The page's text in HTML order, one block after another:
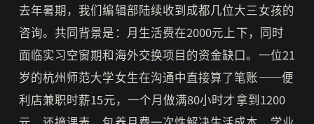
去年暑期，我们编辑部陆续收到成都几位大三女孩的
咨询。共同背景是：月生活费在2000元上下，同时
面临实习空窗期和海外交换项目的资金缺口。一位21
岁的杭州师范大学女生在沟通中直接算了笔账——便
利店兼职时薪15元，一个月做满80小时才拿到1200